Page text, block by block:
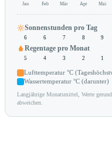
Jan Feb Mär Apr Mai
Sonnenstunden pro Tag
6 6 7 8 9
Regentage pro Monat
5 4 3 2 1
Lufttemperatur °C
Wassertemperatur °C (darunter)
Langjährige Monatsmittel, Werte
abweichen.